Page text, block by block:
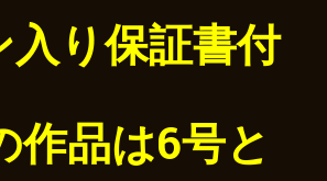
入り保証書付
作品は6号と